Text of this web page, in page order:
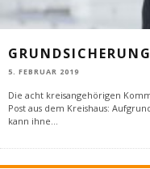
5. FEBRUAR 2019
Die acht kreisangehörigen
Post aus dem Kreishaus:
kann ihne